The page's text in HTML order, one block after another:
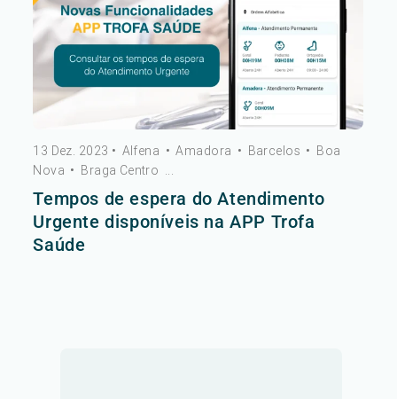
13 Dez. 2023 • Alfena • Amadora • Barcelos • Boa
Nova • Braga Centro ...
Tempos de espera do Atendimento
Urgente disponíveis na APP Trofa
Saúde